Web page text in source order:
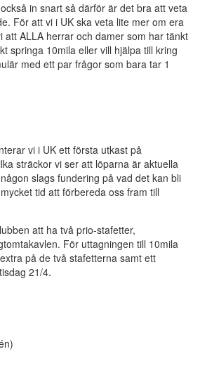
in snart så därför är det bra att veta
För att vi i UK ska veta lite mer om era
att ALLA herrar och damer som har tänkt
springa 10mila eller vill hjälpa till kring
med ett par frågor som bara tar 1
vi i UK ett första utkast på
sträckor vi ser att löparna är aktuella
slags fundering på vad det kan bli
tid att förbereda oss fram till
att ha två prio-stafetter,
För uttagningen till 10mila
på de två stafetterna samt ett
21/4.